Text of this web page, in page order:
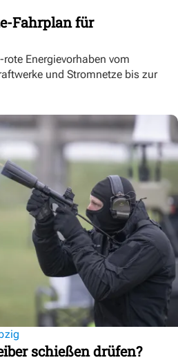
Fahrplan für
Energievorhaben vom
und Stromnetze bis zur
schießen drüfen?